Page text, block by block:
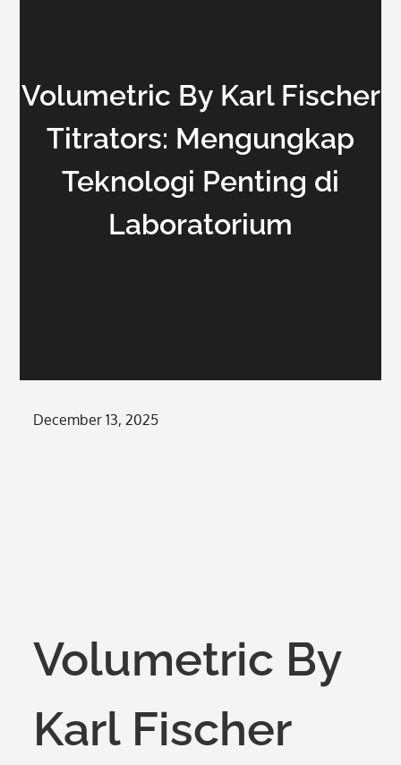
Volumetric By Karl Fischer
Titrators: Mengungkap
Teknologi Penting di
Laboratorium
Posted
December 13, 2025
Volumetric By
Karl Fischer